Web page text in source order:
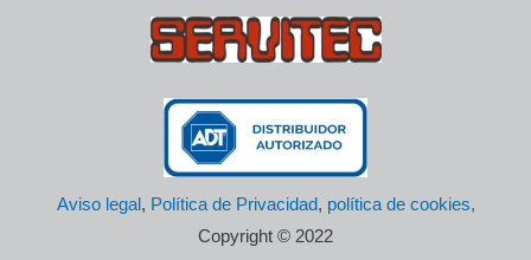
Aviso legal, Política de Privacidad, política de cookies,
Copyright © 2022